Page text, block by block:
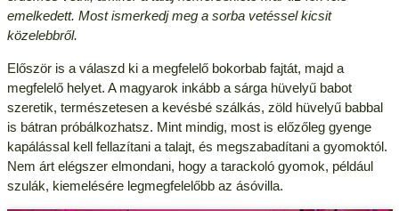
emelkedett. Most ismerkedj meg a sorba vetéssel kicsit
közelebbről.
Először is a válaszd ki a megfelelő bokorbab fajtát, majd a
megfelelő helyet. A magyarok inkább a sárga hüvelyű babot
szeretik, természetesen a kevésbé szálkás, zöld hüvelyű babbal
is bátran próbálkozhatsz. Mint mindig, most is előzőleg gyenge
kapálással kell fellazítani a talajt, és megszabadítani a gyomoktól.
Nem árt elégszer elmondani, hogy a tarackoló gyomok, például
szulák, kiemelésére legmegfelelőbb az ásóvilla.